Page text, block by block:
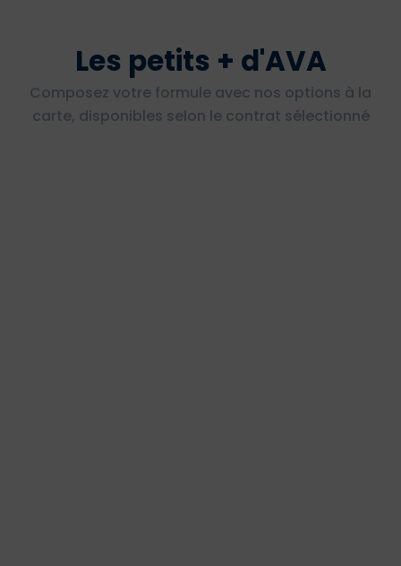
Les petits + d'AVA
Composez votre formule avec nos options à la
carte, disponibles selon le contrat sélectionné